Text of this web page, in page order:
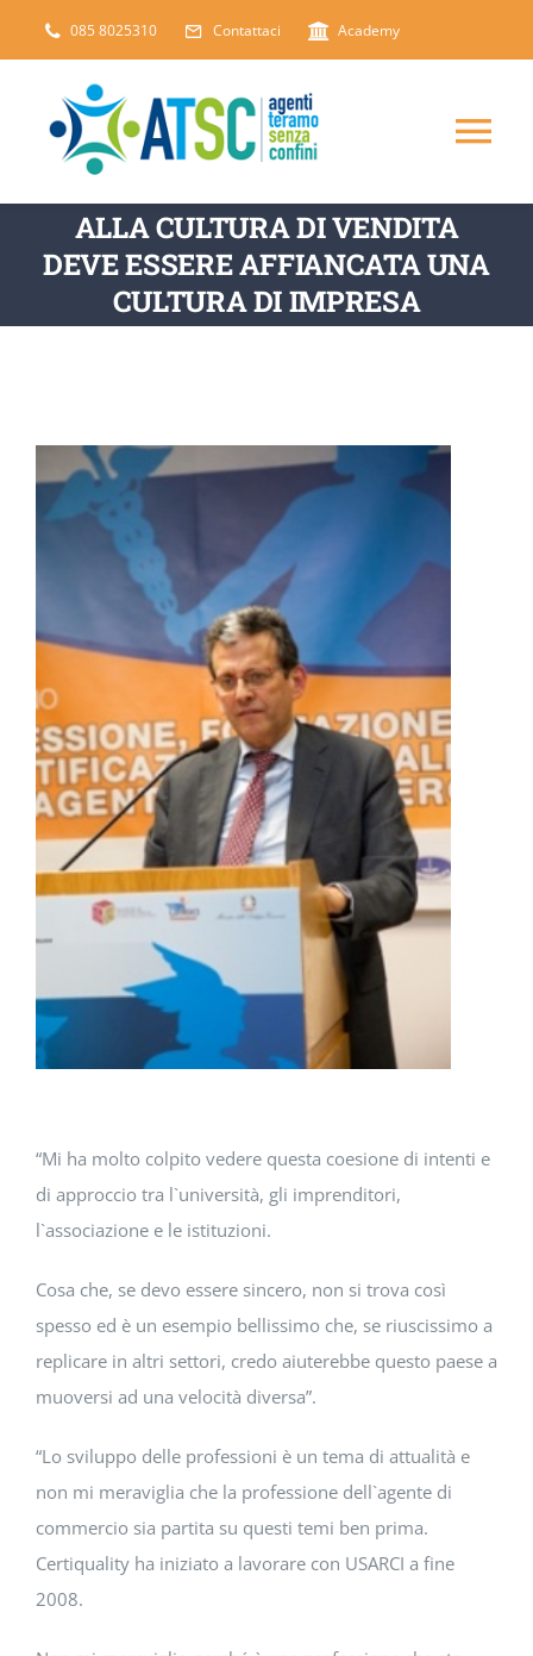
085 8025310 Contattaci Academy
CHI SIAMO
DICONO DI NOI
ARTICOLI
ACADEMY
ALLA CULTURA DI VENDITA
DEVE ESSERE AFFIANCATA UNA
CULTURA DI IMPRESA
“Mi ha molto colpito vedere questa coesione di intenti e
di approccio tra l`università, gli imprenditori,
l`associazione e le istituzioni.
Cosa che, se devo essere sincero, non si trova così
spesso ed è un esempio bellissimo che, se riuscissimo a
replicare in altri settori, credo aiuterebbe questo paese a
muoversi ad una velocità diversa”.
“Lo sviluppo delle professioni è un tema di attualità e
non mi meraviglia che la professione dell`agente di
commercio sia partita su questi temi ben prima.
Certiquality ha iniziato a lavorare con USARCI a fine
2008.